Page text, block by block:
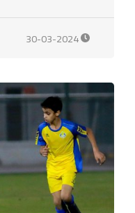
30-03-2024